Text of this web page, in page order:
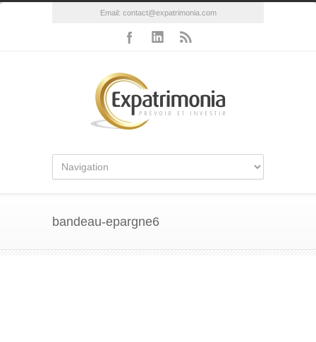
Email: contact@expatrimonia.com
bandeau-epargne6